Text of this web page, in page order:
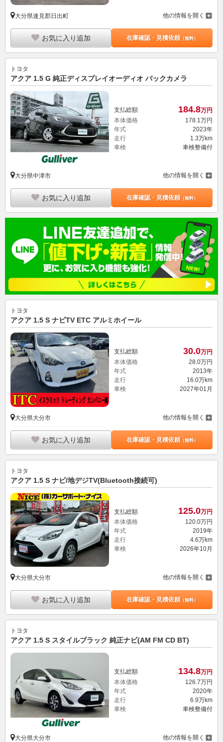
大分県速見郡日出町 他の情報を開く
お気に入り追加 在庫確認・見積依頼（無料）
トヨタ
アクア 1.5 G 純正ディスプレイオーディオ バックカメラ
支払総額 184.8万円
本体価格
178. 1 万円
年式
2023年
走行
1.3万km
車検
車検整備付
大分県中津市 他の情報を開く
お気に入り追加 在庫確認・見積依頼（無料）
トヨタ
アクア 1.5 S ナビTV ETC アルミホイール
支払総額 30.0万円
本体価格
28.0万円
年式
2013年
走行
16.0万km
車検
2027年01月
大分県大分市 他の情報を開く
お気に入り追加 在庫確認・見積依頼（無料）
トヨタ
アクア 1.5 S ナビ/地デジTV(Bluetooth接続可)
支払総額 125.0万円
本体価格
120.0万円
年式
2019年
走行
4.6万km
車検
2026年10月
大分県大分市 他の情報を開く
お気に入り追加 在庫確認・見積依頼（無料）
トヨタ
アクア 1.5 S スタイルブラック 純正ナビ(AM FM CD BT)
支払総額 134.8万円
本体価格
126.7万円
年式
2020年
走行
6.9万km
車検
車検整備付
大分県大分市 他の情報を開く